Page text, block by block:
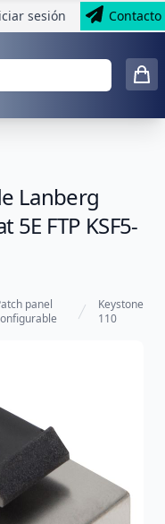
sesión Contacto
Lanberg
5E FTP KSF5-
panel
Keystone
110